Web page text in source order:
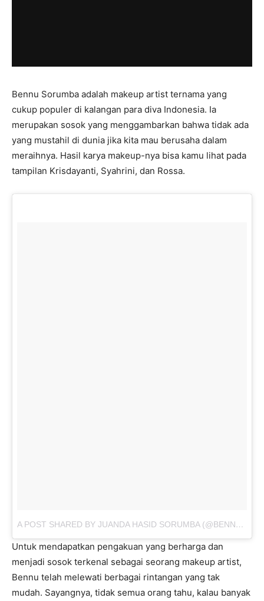
Bennu Sorumba adalah makeup artist ternama yang
cukup populer di kalangan para diva Indonesia. Ia
merupakan sosok yang menggambarkan bahwa tidak ada
yang mustahil di dunia jika kita mau berusaha dalam
meraihnya. Hasil karya makeup-nya bisa kamu lihat pada
tampilan Krisdayanti, Syahrini, dan Rossa.
A POST SHARED BY JUANDA HASID SORUMBA (@BENNUSORUMBA)
Untuk mendapatkan pengakuan yang berharga dan
menjadi sosok terkenal sebagai seorang makeup artist,
Bennu telah melewati berbagai rintangan yang tak
mudah. Sayangnya, tidak semua orang tahu, kalau banyak